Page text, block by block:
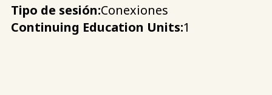
Tipo de sesión:Conexiones
Continuing Education Units:1